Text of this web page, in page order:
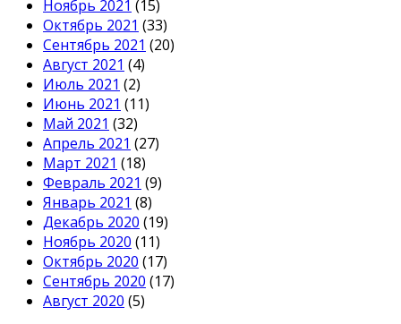
Ноябрь 2021 (15)
Октябрь 2021 (33)
Сентябрь 2021 (20)
Август 2021 (4)
Июль 2021 (2)
Июнь 2021 (11)
Май 2021 (32)
Апрель 2021 (27)
Март 2021 (18)
Февраль 2021 (9)
Январь 2021 (8)
Декабрь 2020 (19)
Ноябрь 2020 (11)
Октябрь 2020 (17)
Сентябрь 2020 (17)
Август 2020 (5)